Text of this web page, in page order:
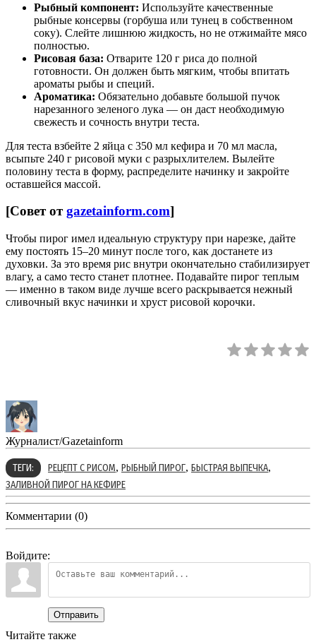
Рыбный компонент: Используйте качественные
рыбные консервы (горбуша или тунец в собственном
соку). Слейте лишнюю жидкость, но не отжимайте мясо
полностью.
Рисовая база: Отварите 120 г риса до полной
готовности. Он должен быть мягким, чтобы впитать
ароматы рыбы и специй.
Ароматика: Обязательно добавьте большой пучок
нарезанного зеленого лука — он даст необходимую
свежесть и сочность внутри теста.
Для теста взбейте 2 яйца с 350 мл кефира и 70 мл масла,
всыпьте 240 г рисовой муки с разрыхлителем. Вылейте
половину теста в форму, распределите начинку и закройте
оставшейся массой.
[Совет отgazetainform.com]
Чтобы пирог имел идеальную структуру при нарезке, дайте
ему постоять 15–20 минут после того, как достанете из
духовки. За это время рис внутри окончательно стабилизирует
влагу, а само тесто станет плотнее. Подавайте пирог теплым
— именно в таком виде лучше всего раскрывается нежный
сливочный вкус начинки и хруст рисовой корочки.
Журналист/Gazetainform
ТЕГИ: РЕЦЕПТ С РИСОМ, РЫБНЫЙ ПИРОГ, БЫСТРАЯ ВЫПЕЧКА,
ЗАЛИВНОЙ ПИРОГ НА КЕФИРЕ
Комментарии (0)
Войдите:
Отправить
Читайте также